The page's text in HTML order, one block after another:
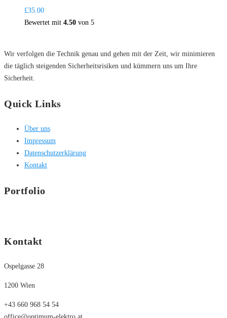
£35.00
Bewertet mit 4.50 von 5
Wir verfolgen die Technik genau und gehen mit der Zeit, wir minimieren
die täglich steigenden Sicherheitsrisiken und kümmern uns um Ihre
Sicherheit.
Quick Links
Über uns
Impressum
Datenschutzerklärung
Kontakt
Portfolio
Kontakt
Ospelgasse 28
1200 Wien
+43 660 968 54 54